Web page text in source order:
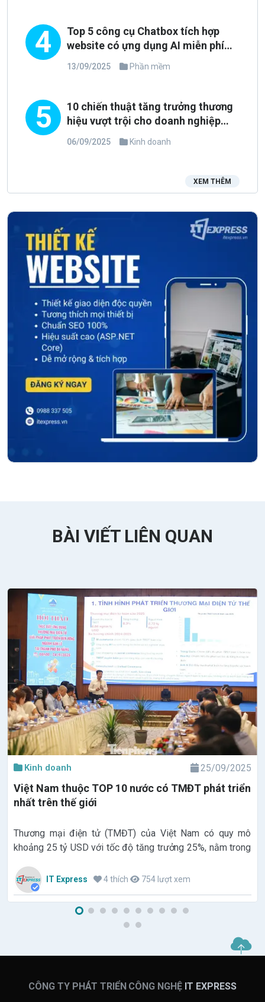
4
Top 5 công cụ Chatbox tích hợp
website có ựng dụng AI miễn phí
tốt nhất 2025
13/09/2025 Phần mềm
5
10 chiến thuật tăng trưởng thương
hiệu vượt trội cho doanh nghiệp
trong cuối năm 2025 đầu năm 2026
06/09/2025 Kinh doanh
XEM THÊM
BÀI VIẾT LIÊN QUAN
Kinh doanh 25/09/2025
Việt Nam thuộc TOP 10 nước có TMĐT phát triển
nhất trên thế giới
Thương mại điện tử (TMĐT) của Việt Nam có quy mô
khoảng 25 tỷ USD với tốc độ tăng trưởng 25%, nằm trong
thuộc top 3 khu vực Đông Nam Á về giá trị gia tăng.
IT Express 4 thích 754 lượt xem
CÔNG TY PHÁT TRIỂN CÔNG NGHỆ IT EXPRESS